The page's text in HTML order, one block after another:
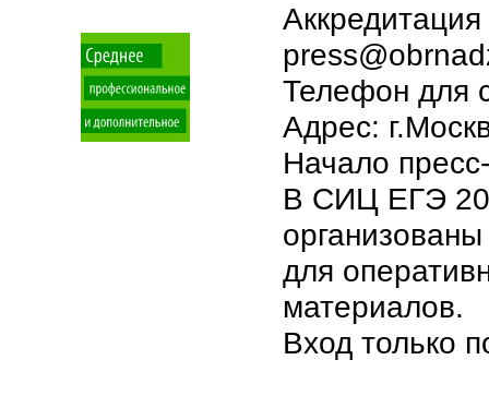
Телефон для
Адрес:
Начало
В СИЦ ЕГЭ
для
материалов.
Вход только